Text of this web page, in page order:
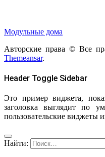
Модульные дома
Авторские права © Все
Themeansar.
Header Toggle Sidebar
Это пример виджета,
заголовка выглядит по
пользовательские виджеты
Найти: